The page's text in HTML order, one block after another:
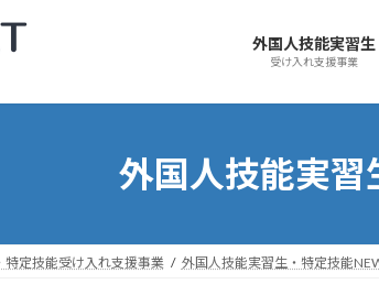
外国人技能実習生
受け入れ支援事業
外国人技能実習
特定技能受け入れ支援事業 外国人技能実習生・特定技能